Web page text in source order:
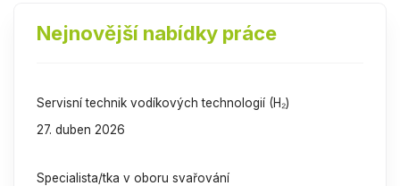
Nejnovější nabídky práce
Servisní technik vodíkových technologií (H₂)
27. duben 2026
Specialista/tka v oboru svařování